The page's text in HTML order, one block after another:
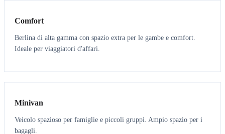
Comfort
Berlina di alta gamma con spazio extra per le gambe e comfort.
Ideale per viaggiatori d'affari.
6 5
Minivan
Veicolo spazioso per famiglie e piccoli gruppi. Ampio spazio per i
bagagli.